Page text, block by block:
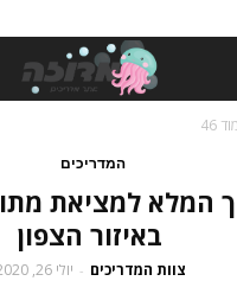
46
המדריכים
המלא למציאת
באיזור הצפון
צוות המדריכים - יולי 26, 2020